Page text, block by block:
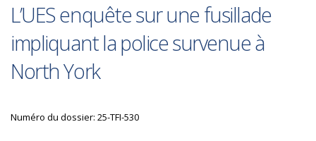
L’UES enquête sur une fusillade
impliquant la police survenue à
North York
Numéro du dossier: 25-TFI-530